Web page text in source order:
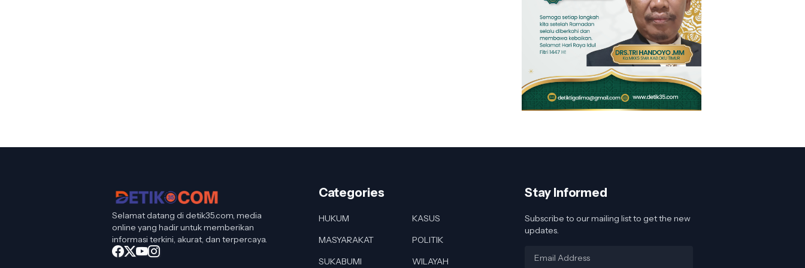
Selamat datang di detik35.com, media
online yang hadir untuk memberikan
informasi terkini, akurat, dan terpercaya.
Categories
HUKUM
KASUS
MASYARAKAT
POLITIK
SUKABUMI
WILAYAH
Stay Informed
Subscribe to our mailing list to get the new
updates.